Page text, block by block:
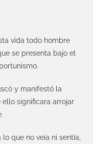
vida todo hombre
se presenta bajo el
y manifestó la
significara arrojar
que no veía ni sentía,